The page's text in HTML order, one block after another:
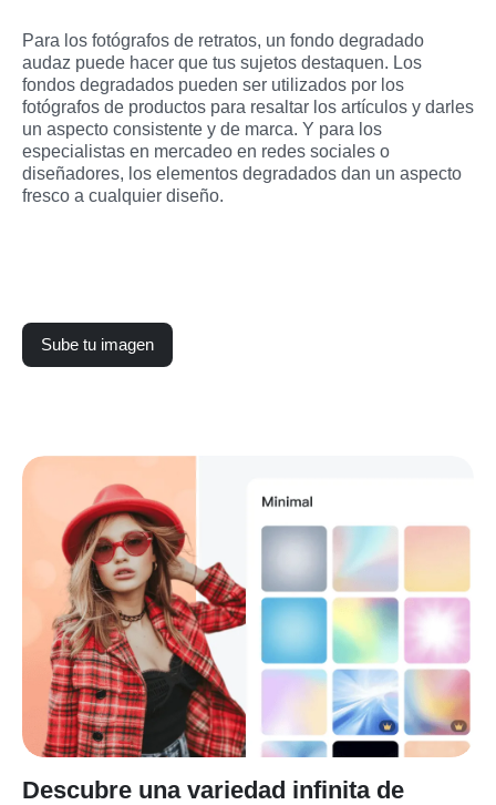
Para los fotógrafos de retratos, un fondo degradado
audaz puede hacer que tus sujetos destaquen. Los
fondos degradados pueden ser utilizados por los
fotógrafos de productos para resaltar los artículos y darles
un aspecto consistente y de marca. Y para los
especialistas en mercadeo en redes sociales o
diseñadores, los elementos degradados dan un aspecto
fresco a cualquier diseño.
Sube tu imagen
Descubre una variedad infinita de